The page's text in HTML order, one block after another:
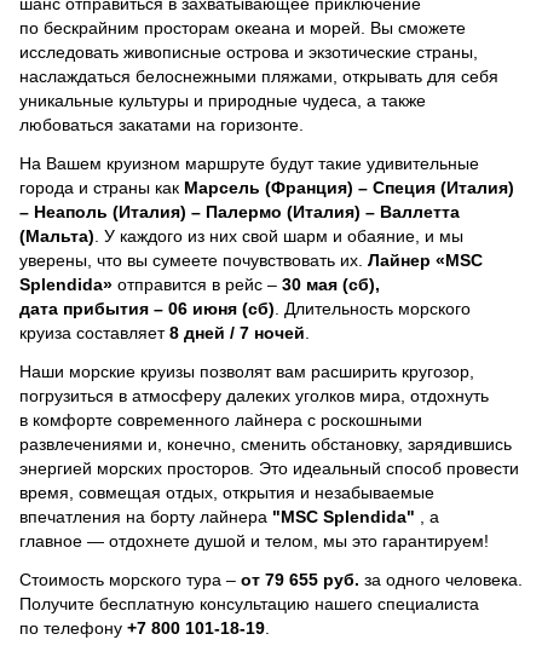
по бескрайним просторам океана и морей. Вы сможете
исследовать живописные острова и экзотические страны,
наслаждаться белоснежными пляжами, открывать для себя
уникальные культуры и природные чудеса, а также
любоваться закатами на горизонте.
На Вашем круизном маршруте будут такие удивительные
города и страны как Марсель (Франция) – Специя (Италия)
– Неаполь (Италия) – Палермо (Италия) – Валлетта
(Мальта) . У каждого из них свой шарм и обаяние, и мы
уверены, что вы сумеете почувствовать их. Лайнер «MSC
Splendida» отправится в рейс – 30 мая (сб),
дата прибытия – 06 июня (сб) . Длительность морского
круиза составляет8 дней / 7 ночей
Наши морские круизы позволят вам расширить кругозор,
погрузиться в атмосферу далеких уголков мира, отдохнуть
в комфорте современного лайнера с роскошными
развлечениями и, конечно, сменить обстановку, зарядившись
энергией морских просторов. Это идеальный способ провести
время, совмещая отдых, открытия и незабываемые
впечатления на борту лайнера "MSC Splendida"
, a
главное — отдохнете душой и телом, мы это гарантируем!
Стоимость морского тура – от 79 655 руб. за одного человека.
Получите бесплатную консультацию нашего специалиста
по телефону +7 800 101-18-19